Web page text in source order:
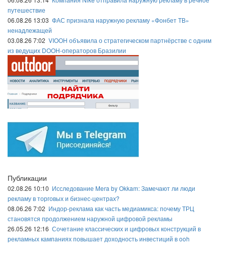
путешествие
06.08.26 13:03 ФАС признала наружную рекламу «Фонбет ТВ»
ненадлежащей
03.08.26 7:02 VIOOH объявила о стратегическом партнёрстве с одним
из ведущих DOOH-операторов Бразилии
Публикации
02.08.26 10:10 Исследование Mera by Okkam: Замечают ли люди
рекламу в торговых и бизнес-центрах?
08.06.26 7:02 Индор-реклама как часть медиамикса: почему ТРЦ
становятся продолжением наружной цифровой рекламы
26.05.26 12:16 Сочетание классических и цифровых конструкций в
рекламных кампаниях повышает доходность инвестиций в ooh